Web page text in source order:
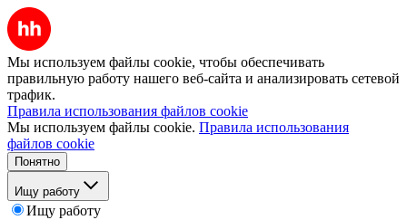
Мы используем файлы cookie, чтобы обеспечивать
правильную работу нашего веб-сайта и анализировать сетевой
трафик.
Правила использования файлов cookie
Мы используем файлы cookie. Правила использования
файлов cookie
Понятно
Ищу работу
Ищу работу